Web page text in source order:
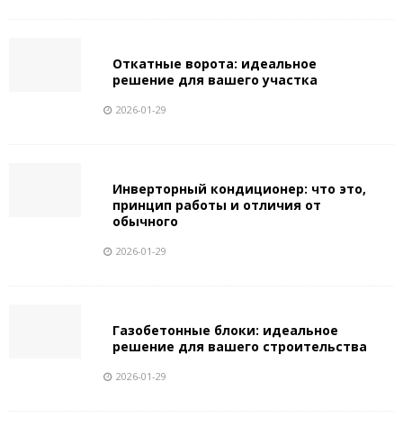
Откатные ворота: идеальное
решение для вашего участка
2026-01-29
Инверторный кондиционер: что это,
принцип работы и отличия от
обычного
2026-01-29
Газобетонные блоки: идеальное
решение для вашего строительства
2026-01-29